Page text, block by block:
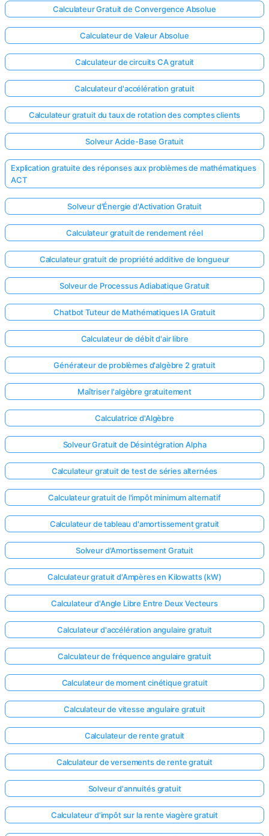
Calculateur Gratuit de Convergence Absolue
Calculateur de Valeur Absolue
Calculateur de circuits CA gratuit
Calculateur d'accélération gratuit
Calculateur gratuit du taux de rotation des comptes clients
Solveur Acide-Base Gratuit
Explication gratuite des réponses aux problèmes de mathématiques
ACT
Solveur d'Énergie d'Activation Gratuit
Calculateur gratuit de rendement réel
Calculateur gratuit de propriété additive de longueur
Solveur de Processus Adiabatique Gratuit
Chatbot Tuteur de Mathématiques IA Gratuit
Calculateur de débit d'air libre
Générateur de problèmes d'algèbre 2 gratuit
Maîtriser l'algèbre gratuitement
Calculatrice d'Algèbre
Solveur Gratuit de Désintégration Alpha
Calculateur gratuit de test de séries alternées
Calculateur gratuit de l'impôt minimum alternatif
Calculateur de tableau d'amortissement gratuit
Solveur d'Amortissement Gratuit
Calculateur gratuit d'Ampères en Kilowatts (kW)
Calculateur d'Angle Libre Entre Deux Vecteurs
Calculateur d'accélération angulaire gratuit
Calculateur de fréquence angulaire gratuit
Calculateur de moment cinétique gratuit
Calculateur de vitesse angulaire gratuit
Calculateur de rente gratuit
Calculateur de versements de rente gratuit
Solveur d'annuités gratuit
Calculateur d'impôt sur la rente viagère gratuit